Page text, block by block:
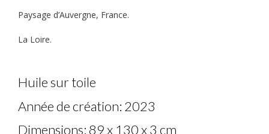
Paysage d’Auvergne, France.
La Loire.
Huile sur toile
Année de création: 2023
Dimensions: 89 x 130 x 3 cm